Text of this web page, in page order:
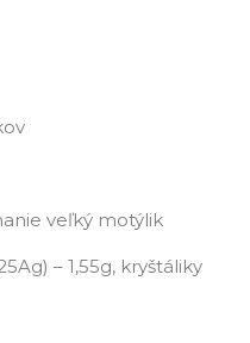
veľký motýlik
– 1,55g, kryštáliky